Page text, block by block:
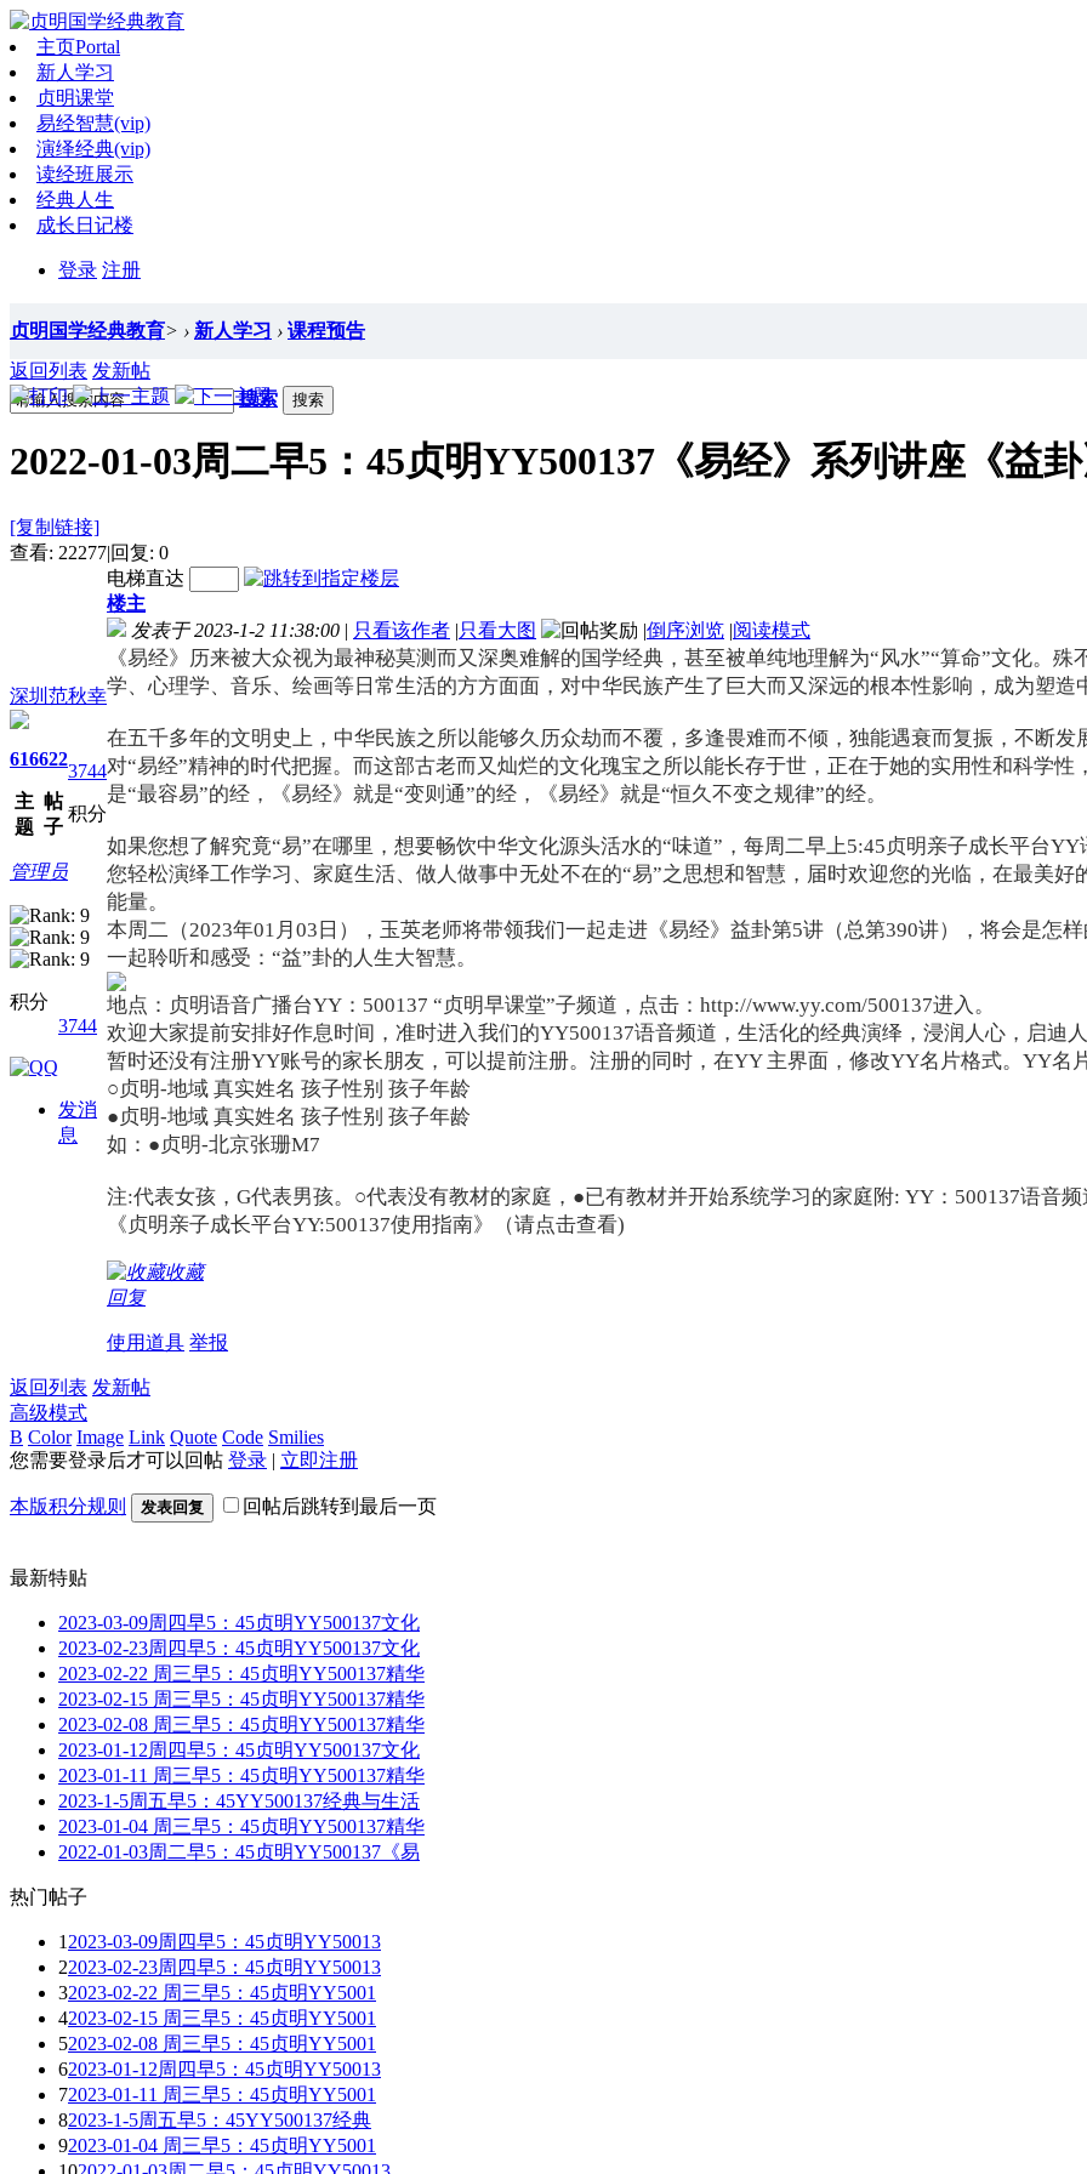
主页Portal
新人学习
贞明课堂
易经智慧(vip)
演绎经典(vip)
读经班展示
经典人生
成长日记楼
登录 注册
贞明国学经典教育> › 新人学习 › 课程预告
搜索 搜索
返回列表 发新帖
2022-01-03周二早5：45贞明YY500137《易经》系列讲座《益
[复制链接]
查看: 22277|回复: 0
深圳范秋幸
616
主
题
622
帖
子
3744
积分
管理员
积分
3744
发消
息
电梯直达
楼主
发表于 2023-1-2 11:38:00 | 只看该作者 |只看大图 |倒序浏览 |阅读模式
《易经》历来被大众视为最神秘莫测而又深奥难解的国学经典，甚至被单纯地理解为“风水”“算命”文化。
学、心理学、音乐、绘画等日常生活的方方面面，对中华民族产生了巨大而又深远的根本性影响，成为塑造
在五千多年的文明史上，中华民族之所以能够久历众劫而不覆，多逢畏难而不倾，独能遇衰而复振，不断
对“易经”精神的时代把握。而这部古老而又灿烂的文化瑰宝之所以能长存于世，正在于她的实用性和科学
是“最容易”的经，《易经》就是“变则通”的经，《易经》就是“恒久不变之规律”的经。
如果您想了解究竟“易”在哪里，想要畅饮中华文化源头活水的“味道”，每周二早上5:45贞明亲子成长平台
您轻松演绎工作学习、家庭生活、做人做事中无处不在的“易”之思想和智慧，届时欢迎您的光临，在最美
能量。
本周二（2023年01月03日），玉英老师将带领我们一起走进《易经》益卦第5讲（总第390讲），将会是怎
一起聆听和感受：“益”卦的人生大智慧。
地点：贞明语音广播台YY：500137 “贞明早课堂”子频道，点击：http://www.yy.com/500137进入。
欢迎大家提前安排好作息时间，准时进入我们的YY500137语音频道，生活化的经典演绎，浸润人心，启迪
暂时还没有注册YY账号的家长朋友，可以提前注册。注册的同时，在YY 主界面，修改YY名片格式。YY名
○贞明-地域 真实姓名 孩子性别 孩子年龄
●贞明-地域 真实姓名 孩子性别 孩子年龄
如：●贞明-北京张珊M7
注:代表女孩，G代表男孩。○代表没有教材的家庭，●已有教材并开始系统学习的家庭附: YY：500137语音
《贞明亲子成长平台YY:500137使用指南》（请点击查看)
收藏
回复
使用道具 举报
返回列表 发新帖
高级模式
B Color Image Link Quote Code Smilies
您需要登录后才可以回帖 登录 | 立即注册
本版积分规则 发表回复 回帖后跳转到最后一页
最新特贴
2023-03-09周四早5：45贞明YY500137文化
2023-02-23周四早5：45贞明YY500137文化
2023-02-22 周三早5：45贞明YY500137精华
2023-02-15 周三早5：45贞明YY500137精华
2023-02-08 周三早5：45贞明YY500137精华
2023-01-12周四早5：45贞明YY500137文化
2023-01-11 周三早5：45贞明YY500137精华
2023-1-5周五早5：45YY500137经典与生活
2023-01-04 周三早5：45贞明YY500137精华
2022-01-03周二早5：45贞明YY500137《易
热门帖子
1 2023-03-09周四早5：45贞明YY50013
22023-02-23周四早5：45贞明YY50013
32023-02-22 周三早5：45贞明YY5001
42023-02-15 周三早5：45贞明YY5001
52023-02-08 周三早5：45贞明YY5001
62023-01-12周四早5：45贞明YY50013
72023-01-11 周三早5：45贞明YY5001
82023-1-5周五早5：45YY500137经典
92023-01-04 周三早5：45贞明YY5001